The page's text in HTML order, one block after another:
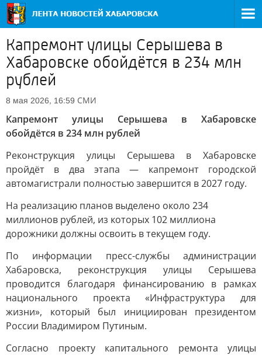
Капремонт улицы Серышева в
Хабаровске обойдётся в 234 млн
рублей
8 мая 2026, 16:59 СМИ
Капремонт улицы Серышева в Хабаровске
обойдётся в 234 млн рублей
Реконструкция улицы Серышева в Хабаровске
пройдёт в два этапа ­— капремонт городской
автомагистрали полностью завершится в 2027 году.
На реализацию планов выделено около 234
миллионов рублей, из которых 102 миллиона
дорожники должны освоить в текущем году.
По информации пресс-службы администрации
Хабаровска, реконструкция улицы Серышева
проводится благодаря финансированию в рамках
национального проекта «Инфраструктура для
жизни», который был инициирован президентом
России Владимиром Путиным.
Согласно проекту капитального ремонта улицы